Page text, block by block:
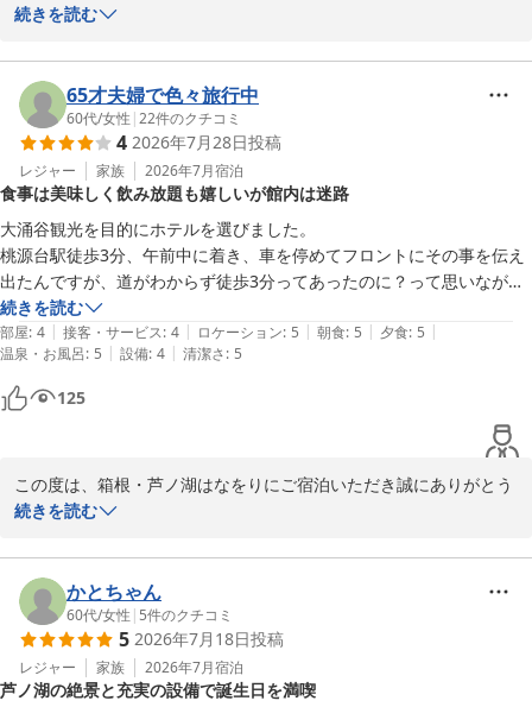
ございます。
お部屋の露天風呂や、お料理のクオリティにつきましてお褒めの言
葉をいただき、大変光栄に存じます。お食事の新鮮さやデザートま
でご満足いただけたご様子を伺い、スタッフ一同嬉しく思っており
ます。
一方で、館内の移動につきましてはご不便をおかけし、申し訳ござ
いませんでした。お客様にとってもより快適にお過ごしいただける
よう、館内のご案内や導線のあり方につきまして、今後の施設運営
の参考にさせていただきます。
貴重なご意見を賜り、心より感謝申し上げます。
お客様とまたお会いできる日を心よりお待ち申し上げております。
箱根・芦ノ湖　はなをり
2026-07-28
続きを読む
65才夫婦で色々旅行中
60代/女性 |22件のクチコミ
4 2026年7月28日投稿
レジャー 家族 2026年7月宿泊
食事は美味しく飲み放題も嬉しいが館内は迷路
大涌谷観光を目的にホテルを選びました。
桃源台駅徒歩3分、午前中に着き、車を停めてフロントにその事を伝え
出たんですが、道がわからず徒歩3分ってあったのに？って思いながら
駅に着く手前でホテルの裏側から行ける道があった事に気付く！
全く初めてなのでフロントで教えてくれてたらって思った。
ホテルの中は迷路のようで、エレベーターを間違えたら全然違う棟で、
2回間違えました。
食事はとても美味しく、アルコールも飲み放題で、いつも別料金払って
カーテンがブラインドじゃなく、普通のカーテンのほうが出入りもスム
ーズで、隠す効果もありだと思った。
続きを読む
部屋: 4 | 接客・サービス: 4 | ロケーション: 5 | 朝食: 5 | 夕食: 5 |
温泉・お風呂: 5 | 設備: 4 | 清潔さ: 5
125
この度は、箱根・芦ノ湖はなをりにご宿泊いただき誠にありがとう
ございます。
この度は大涌谷観光の拠点として当館をお選びいただいたにもかか
わらず、周辺のご案内や館内の導線につきまして、ご不便をおかけ
してしまい誠に申し訳ございませんでした。
桃源台駅へのアクセスにつきましては、ご案内が不足しており、お
続きを読む
かとちゃん
60代/女性 | 5件のクチコミ
5 2026年7月18日投稿
レジャー 家族 2026年7月宿泊
芦ノ湖の絶景と充実の設備で誕生日を満喫